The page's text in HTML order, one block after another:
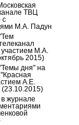
ТВЦ
с
М.А. Падун
участием М.А.
2015)
дня" на
А.Е.
(23.10.2015)
журнале